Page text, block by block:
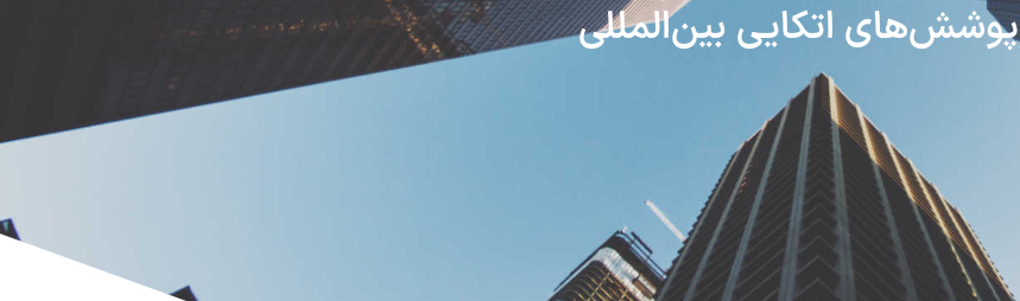
پوشش‌های اتکایی بین‌المللی